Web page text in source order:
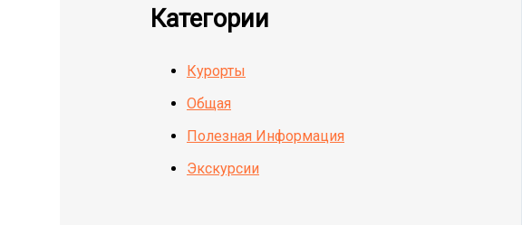
Категории
Курорты
Общая
Полезная Информация
Экскурсии